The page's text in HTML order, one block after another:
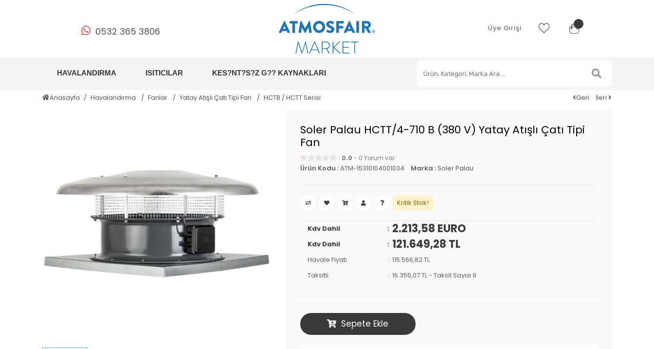
0532 365 3806 Üye Girişi
HAVALANDIRMA ISITICILAR KES?NT?S?Z G?? KAYNAKLARI
Anasayfa Havalandırma Fanlar Yatay Atışlı Çatı Tipi Fan HCTB / HCTT Serisi Geri İleri
Soler Palau HCTT/4-710 B (380 V) Yatay Atışlı Çatı Tipi
Fan
0.0 - 0 Yorum var.
Ürün Kodu :ATM-15310104001034 Marka :Soler Palau
Kritik Stok!
Kdv Dahil 2.213,58 EURO
Kdv Dahil 121.649,28 TL
Havale Fiyatı
115.566,82 TL
Taksitli
16.355,07 TL- Taksit Sayısı 9
Sepete Ekle